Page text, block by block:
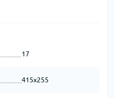
17
415х255